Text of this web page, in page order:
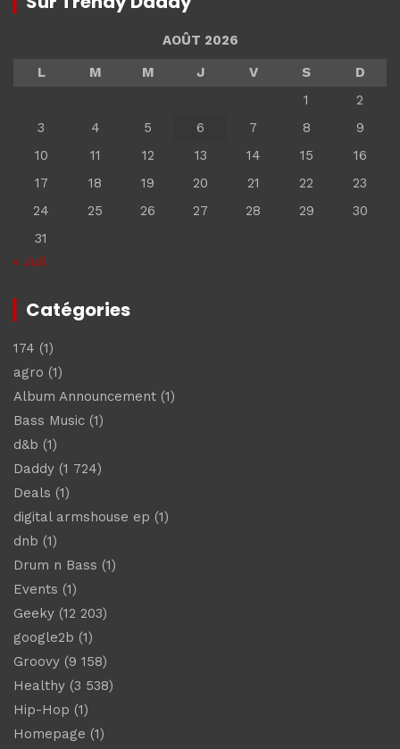
AOÛT 2026
L
M M J V S
D
1
2
3
4 5 6 7 8
9
10
11 12 13 14 15
16
17
18 19 20 21 22
23
24
25 26 27 28 29
30
31
« Juil
Catégories
174 (1)
agro (1)
Album Announcement (1)
Bass Music (1)
d&b (1)
Daddy (1 724)
Deals (1)
digital armshouse ep (1)
dnb (1)
Drum n Bass (1)
Events (1)
Geeky (12 203)
google2b (1)
Groovy (9 158)
Healthy (3 538)
Hip-Hop (1)
Homepage (1)